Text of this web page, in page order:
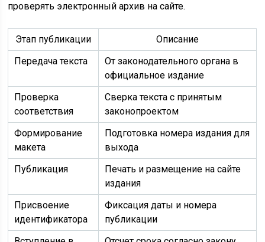
проверять электронный архив на сайте.
Этап публикации
Описание
Передача текста
От законодательного органа в
официальное издание
Проверка
соответствия
Сверка текста с принятым
законопроектом
Формирование
макета
Подготовка номера издания для
выхода
Публикация
Печать и размещение на сайте
издания
Присвоение
идентификатора
Фиксация даты и номера
публикации